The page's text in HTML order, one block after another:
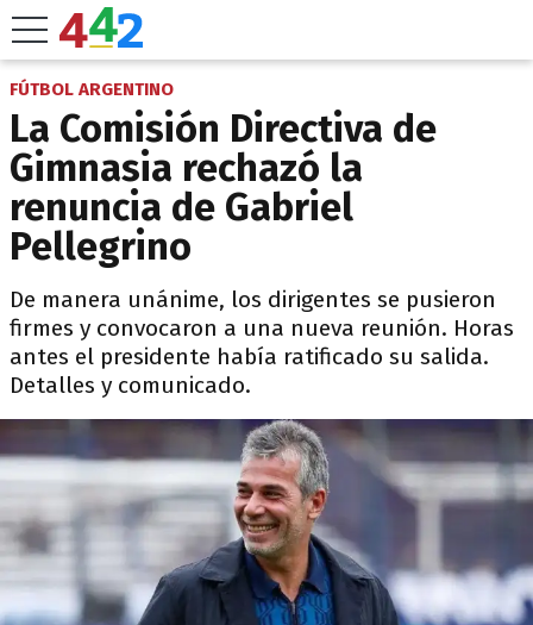
FÚTBOL ARGENTINO
La Comisión Directiva de
Gimnasia rechazó la
renuncia de Gabriel
Pellegrino
De manera unánime, los dirigentes se pusieron
firmes y convocaron a una nueva reunión. Horas
antes el presidente había ratificado su salida.
Detalles y comunicado.